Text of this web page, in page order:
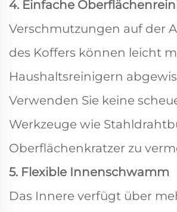
4. Einfache
Verschmutzungen auf der
des Koffers können leicht
Haushaltsreinigern
Verwenden Sie keine
Werkzeuge wie
Oberflächenkratzer zu
5. Flexible Innenschwamm
Das Innere verfügt über